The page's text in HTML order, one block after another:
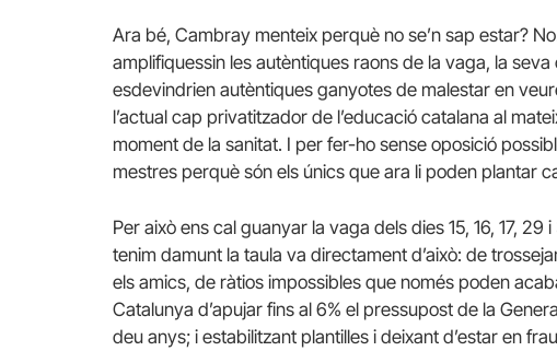
Ara bé, Cambray menteix perquè no se’n sap estar?
amplifiquessin les autèntiques raons de la vaga, la
esdevindrien autèntiques ganyotes de malestar en
l’actual cap privatitzador de l’educació catalana al
moment de la sanitat. I per fer-ho sense oposició
mestres perquè són els únics que ara li poden plantar
Per això ens cal guanyar la vaga dels dies 15, 16, 17,
tenim damunt la taula va directament d’això: de
els amics, de ràtios impossibles que només poden
Catalunya d’apujar fins al 6% el pressupost de la
deu anys; i estabilitzant plantilles i deixant d’estar en